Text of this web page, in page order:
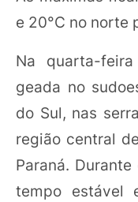
e 20°C no norte
Na quarta-
geada no
do Sul, nas
região central
Paraná.
tempo estável